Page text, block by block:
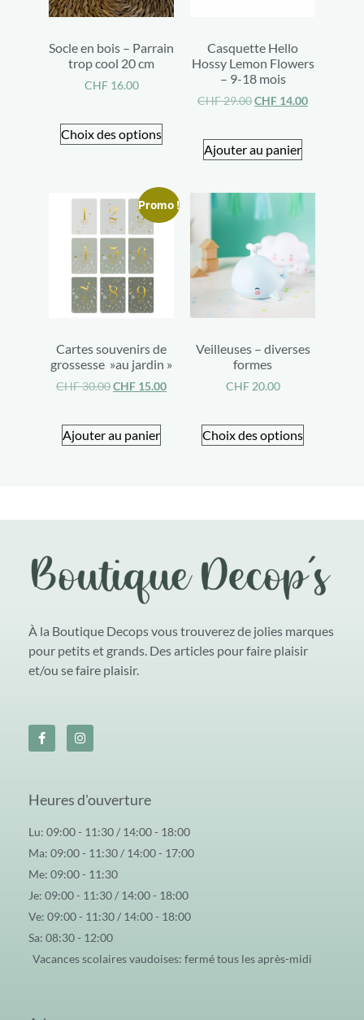
Socle en bois – Parrain
trop cool 20 cm
CHF16.00
Choix des options
Casquette Hello
Hossy Lemon Flowers
– 9-18 mois
CHF29.00CHF 14.00
Ajouter au panier
Promo !
Cartes souvenirs de
grossesse »au jardin »
CHF30.00CHF 15.00
Ajouter au panier
Veilleuses – diverses
formes
CHF20.00
Choix des options
À la Boutique Decops vous trouverez de jolies marques
pour petits et grands. Des articles pour faire plaisir
et/ou se faire plaisir.
Heures d'ouverture
Lu: 09:00 - 11:30 / 14:00 - 18:00
Ma: 09:00 - 11:30 / 14:00 - 17:00
Me: 09:00 - 11:30
Je: 09:00 - 11:30 / 14:00 - 18:00
Ve: 09:00 - 11:30 / 14:00 - 18:00
Sa: 08:30 - 12:00
Vacances scolaires vaudoises: fermé tous les après-midi